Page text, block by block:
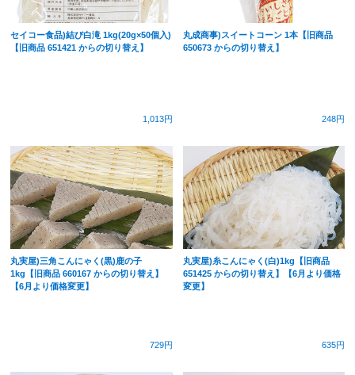
セイコー食品)結び白滝 1kg(20g×50個入)
【旧商品 651421 からの切り替え】
1,013円
丸成商事)スイートコーン 1本【旧商品
650673 からの切り替え】
248円
丸実屋)三角こんにゃく(黒)鹿の子
1kg【旧商品 660167 からの切り替え】
【6月より価格変更】
729円
丸実屋)糸こんにゃく(白)1kg【旧商品
651425 からの切り替え】【6月より価格
変更】
635円